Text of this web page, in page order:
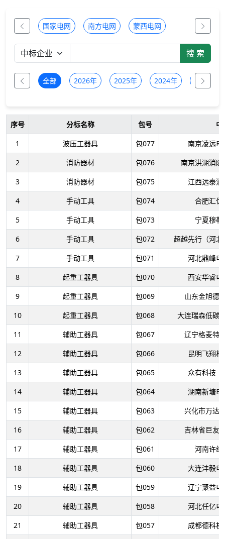
国家电网 南方电网 蒙西电网
全部 2026年 2025年 2024年 2023年
序号 分标名称 包号
中
1
波压工器具 包077
南京凌远
2
消防器材 包076
南京洪湖消
3
消防器材 包075
江西远泰
4
手动工具 包074
合肥汇
5
手动工具 包073
宁夏穆
6
手动工具 包072
超越先行（河
7
手动工具 包071
河北鼎峰
8
起重工器具 包070
西安华睿
9
起重工器具 包069
山东金旭德
10
起重工器具 包068
大连瑞森低碳
11
辅助工器具 包067
辽宁格麦特
12
辅助工器具 包066
昆明飞翔
13
辅助工器具 包065
众有科技
14
辅助工器具 包064
湖南新塘
15
辅助工器具 包063
兴化市万达
16
辅助工器具 包062
吉林省巨友
17
辅助工器具 包061
河南许
18
辅助工器具 包060
大连沣毅
19
辅助工器具 包059
辽宁聚益
20
辅助工器具 包058
河北任亿
21
辅助工器具 包057
成都德科